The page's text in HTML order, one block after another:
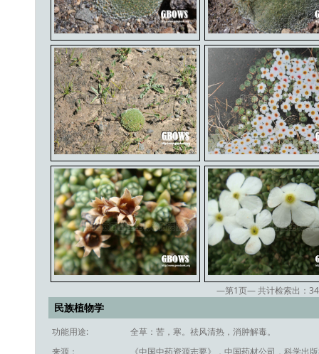
—第1页— 共计检索出： 34
民族植物学
功能用途:
全草：苦，寒。祛风清热，消肿解毒。
来源：
《中国中药资源志要》，中国药材公司，科学出